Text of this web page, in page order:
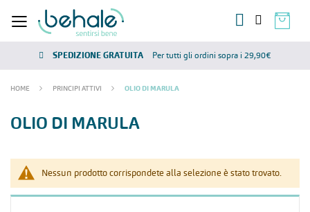
SPEDIZIONE GRATUITA Per tutti gli ordini sopra i 29,90€
HOME PRINCIPI ATTIVI OLIO DI MARULA
OLIO DI MARULA
Nessun prodotto corrispondete alla selezione è stato trovato.